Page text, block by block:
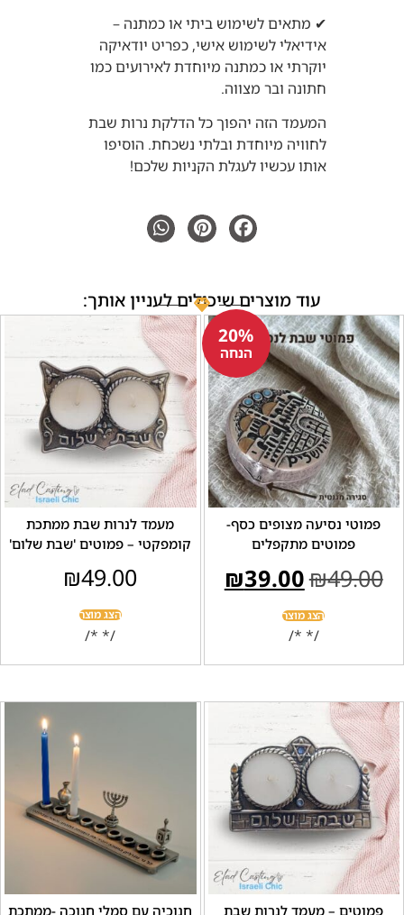
✔ מתאים לשימוש ביתי או כמתנה –
אידיאלי לשימוש אישי, כפריט יודאיקה
יוקרתי או כמתנה מיוחדת לאירועים כמו
חתונה ובר מצווה.
המעמד הזה יהפוך כל הדלקת נרות שבת
לחוויה מיוחדת ובלתי נשכחת. הוסיפו
אותו עכשיו לעגלת הקניות שלכם!
עוד מוצרים שיכולים לעניין אותך:
20%
הנחה
נסיעה מצופים כסף-
פמוטים מתקפלים
₪
₪39.00
מעמד לנרות שבת ממתכת
קומפקטי – פמוטים 'שבת שלום'
₪49.00
– מעמד לנרות שבת חנוכיה עם סמלי חנוכה -ממתכת